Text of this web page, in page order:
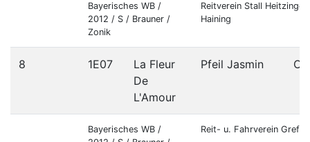
Bayerisches WB /
2012 / S / Brauner /
Zonik
Reitverein Stall Heitzinger-
Haining
8 1E07
La Fleur
De
L'Amour
Pfeil Jasmin OÖ
Bayerisches WB /
Reit- u. Fahrverein